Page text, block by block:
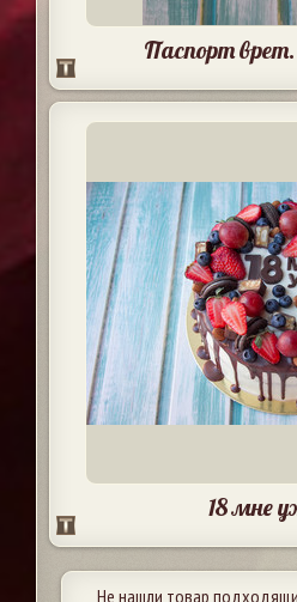
Паспорт
18 мне
Не нашли товар